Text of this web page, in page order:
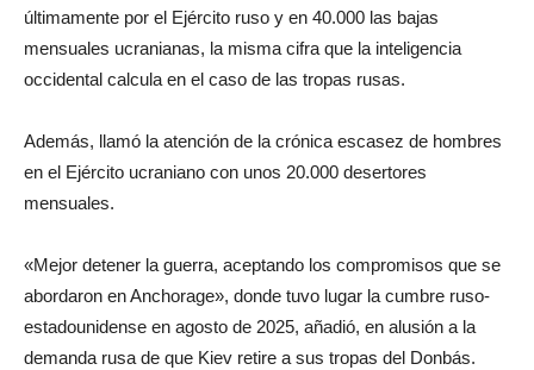
últimamente por el Ejército ruso y en 40.000 las bajas
mensuales ucranianas, la misma cifra que la inteligencia
occidental calcula en el caso de las tropas rusas.
Además, llamó la atención de la crónica escasez de hombres
en el Ejército ucraniano con unos 20.000 desertores
mensuales.
«Mejor detener la guerra, aceptando los compromisos que se
abordaron en Anchorage», donde tuvo lugar la cumbre ruso-
estadounidense en agosto de 2025, añadió, en alusión a la
demanda rusa de que Kiev retire a sus tropas del Donbás.